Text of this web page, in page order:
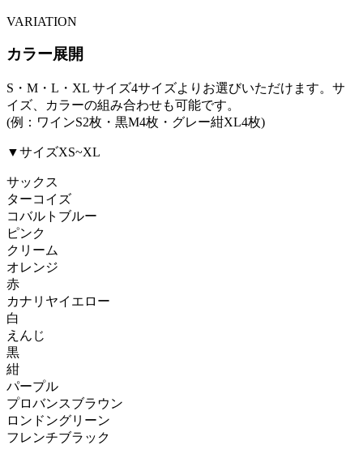
VARIATION
カラー展開
S・M・L・XL サイズ4サイズよりお選びいただけます。サ
イズ、カラーの組み合わせも可能です。
(例：ワインS2枚・黒M4枚・グレー紺XL4枚)
▼サイズXS~XL
サックス
ターコイズ
コバルトブルー
ピンク
クリーム
オレンジ
赤
カナリヤイエロー
白
えんじ
黒
紺
パープル
プロバンスブラウン
ロンドングリーン
フレンチブラック